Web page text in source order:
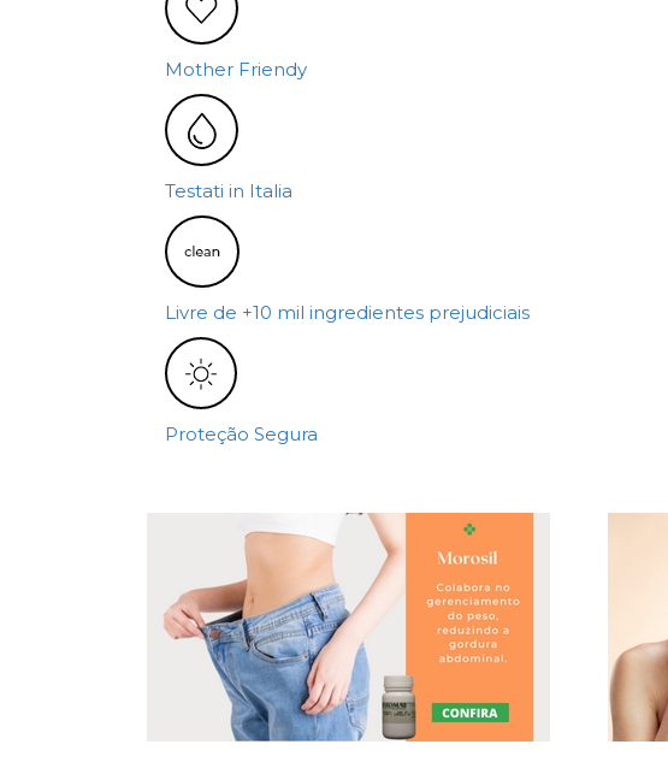
Mother Friendy
Testati in Italia
Livre de +10 mil ingredientes prejudiciais
Proteção Segura